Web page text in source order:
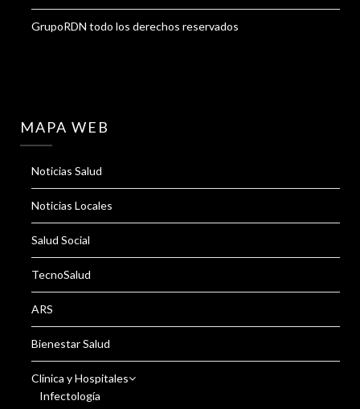
GrupoRDN todo los derechos reservados
MAPA WEB
Noticias Salud
Noticias Locales
Salud Social
TecnoSalud
ARS
Bienestar Salud
Clínica y Hospitales
Infectología